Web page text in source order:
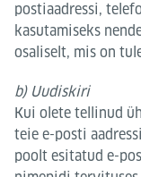
postiaadressi,
kasutamiseks
osaliselt, mis on
b) Uudiskiri
Kui olete tellinud
teie e-posti
poolt esitatud e-